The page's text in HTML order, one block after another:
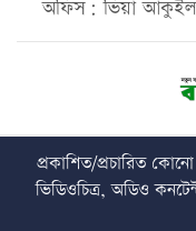
অফিস: ভিয়া
প্রকাশিত/প্রচারিত
ভিডিওচিত্র, অডিও